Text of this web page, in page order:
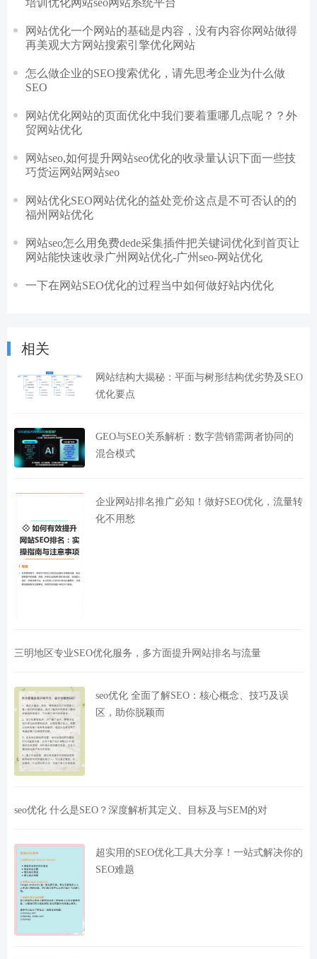
网站优化一个网站的基础是内容，没有内容你网站做得
再美观大方网站搜索引擎优化网站
怎么做企业的SEO搜索优化，请先思考企业为什么做
SEO
网站优化网站的页面优化中我们要着重哪几点呢？？外
贸网站优化
网站seo,如何提升网站seo优化的收录量认识下面一些技
巧货运网站网站seo
网站优化SEO网站优化的益处竞价这点是不可否认的的
福州网站优化
网站seo怎么用免费dede采集插件把关键词优化到首页让
网站能快速收录广州网站优化-广州seo-网站优化
一下在网站SEO优化的过程当中如何做好站内优化
相关
网站结构大揭秘：平面与树形结构优劣势及SEO
优化要点
GEO与SEO关系解析：数字营销需两者协同的
混合模式
企业网站排名推广必知！做好SEO优化，流量转
化不用愁
三明地区专业SEO优化服务，多方面提升网站排名与流量
seo优化 全面了解SEO：核心概念、技巧及误
区，助你脱颖而
seo优化 什么是SEO？深度解析其定义、目标及与SEM的对
超实用的SEO优化工具大分享！一站式解决你的
SEO难题